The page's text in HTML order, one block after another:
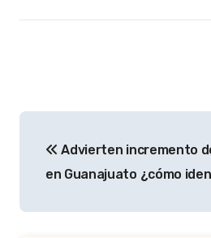
de
Advierten incremento
en Guanajuato ¿cómo